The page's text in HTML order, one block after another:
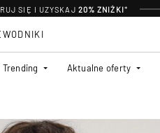
SIĘ I UZYSKAJ 20% ZNIŻKI*
Trending Aktualne oferty